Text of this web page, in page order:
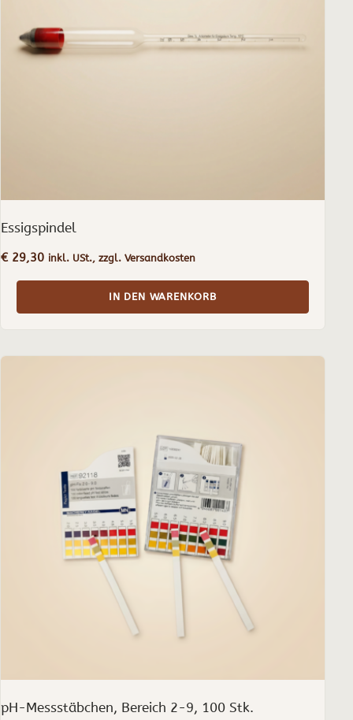
Essigspindel
€29,30 inkl. USt., zzgl. Versandkosten
IN DEN WARENKORB
pH-Messstäbchen, Bereich 2-9, 100 Stk.